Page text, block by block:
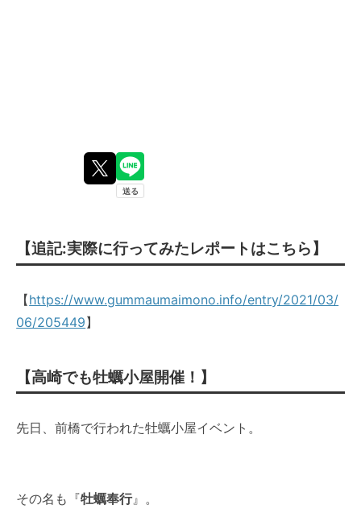
【追記:実際に行ってみたレポートはこちら】
【https://www.gummaumaimono.info/entry/2021/03/
06/205449】
【高崎でも牡蠣小屋開催！】
先日、前橋で行われた牡蠣小屋イベント。
その名も『牡蠣奉行』。